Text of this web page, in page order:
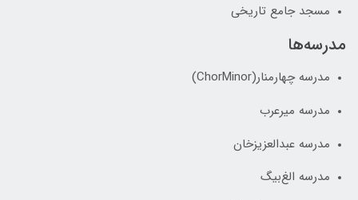
مسجد جامع تاریخی
مدرسه‌ها
مدرسه چهارمنار(ChorMinor)
مدرسه میرعرب
مدرسه عبدالعزیزخان
مدرسه الغ‌بیگ